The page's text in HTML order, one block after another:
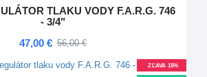
TLAKU VODY F.A.R.G. 746
- 3/4"
47,00 € 56,00 €
ZĽAVA 15%